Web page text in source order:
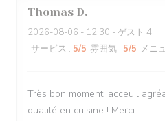
Thomas D
2026-08-06 - 12:30 - ゲスト 4
サービス : 5/5 雰囲気 : 5/5 メニ
Très bon moment, acceuil
qualité en cuisine ! Merci